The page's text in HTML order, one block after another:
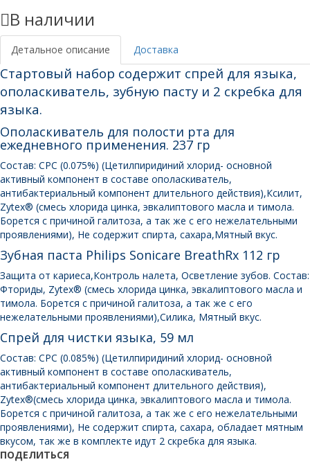
BreathRx
В наличии
Детальное описание Доставка
Стартовый набор содержит спрей для языка,
ополаскиватель, зубную пасту и 2 скребка для
языка.
Ополаскиватель для полости рта для
ежедневного применения. 237 гр
Состав: CPC (0.075%) (Цетилпиридиний хлорид- основной
активный компонент в составе ополаскиватель,
антибактериальный компонент длительного действия),Ксилит,
Zytex® (смесь хлорида цинка, эвкалиптового масла и тимола.
Борется с причиной галитоза, а так же с его нежелательными
проявлениями), Не содержит спирта, сахара,Мятный вкус.
Зубная паста Philips Sonicare BreathRx 112 гр
Защита от кариеса,Контроль налета, Осветление зубов. Состав:
Фториды, Zytex® (смесь хлорида цинка, эвкалиптового масла и
тимола. Борется с причиной галитоза, а так же с его
нежелательными проявлениями),Силика, Мятный вкус.
Спрей для чистки языка, 59 мл
Состав: CPC (0.085%) (Цетилпиридиний хлорид- основной
активный компонент в составе ополаскиватель,
антибактериальный компонент длительного действия),
Zytex®(смесь хлорида цинка, эвкалиптового масла и тимола.
Борется с причиной галитоза, а так же с его нежелательными
проявлениями), Не содержит спирта, сахара, обладает мятным
вкусом, так же в комплекте идут 2 скребка для языка.
ПОДЕЛИТЬСЯ